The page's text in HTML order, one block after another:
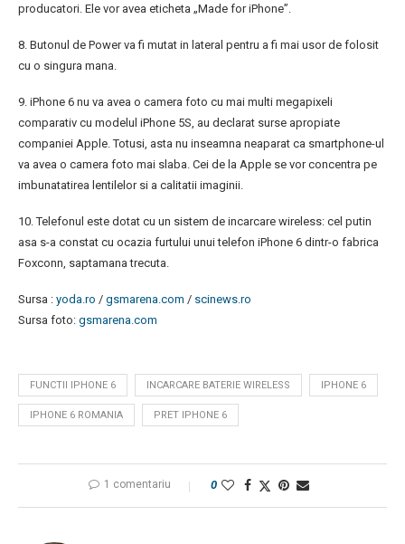
producatori. Ele vor avea eticheta „Made for iPhone”.
8. Butonul de Power va fi mutat in lateral pentru a fi mai usor de folosit
cu o singura mana.
9. iPhone 6 nu va avea o camera foto cu mai multi megapixeli
comparativ cu modelul iPhone 5S, au declarat surse apropiate
companiei Apple. Totusi, asta nu inseamna neaparat ca smartphone-ul
va avea o camera foto mai slaba. Cei de la Apple se vor concentra pe
imbunatatirea lentilelor si a calitatii imaginii.
10. Telefonul este dotat cu un sistem de incarcare wireless: cel putin
asa s-a constat cu ocazia furtului unui telefon iPhone 6 dintr-o fabrica
Foxconn, saptamana trecuta.
Sursa : yoda.ro / gsmarena.com / scinews.ro
Sursa foto: gsmarena.com
FUNCTII IPHONE 6 INCARCARE BATERIE WIRELESS IPHONE 6
IPHONE 6 ROMANIA PRET IPHONE 6
1 comentariu 0